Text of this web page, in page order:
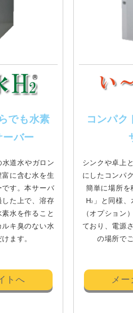
でも水素
ーバー
水道水やガロン
に含む水を生
です。本サーバ
た上で、溶存
水を作ること
キ臭のない水
ます。
トへ
コンパク
シンクや卓上
にしたコンパ
簡単に場所を
H2
」と同様
（オプション
ており、電源
の場所で
メー